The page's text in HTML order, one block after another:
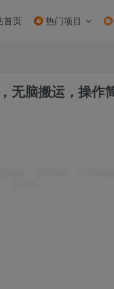
首页 热门项目
无脑搬运，操